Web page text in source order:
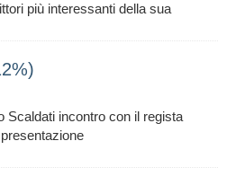
più interessanti della sua
Scaldati incontro con il regista
presentazione